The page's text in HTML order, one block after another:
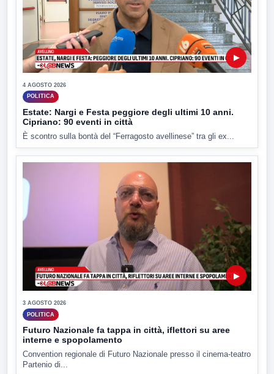
▶
4 AGOSTO 2026
POLITICA
Estate: Nargi e Festa peggiore degli ultimi 10 anni.
Cipriano: 90 eventi in città
È scontro sulla bontà del “Ferragosto avellinese” tra gli ex...
▶
3 AGOSTO 2026
POLITICA
Futuro Nazionale fa tappa in città, iflettori su aree
interne e spopolamento
Convention regionale di Futuro Nazionale presso il cinema-teatro
Partenio di...